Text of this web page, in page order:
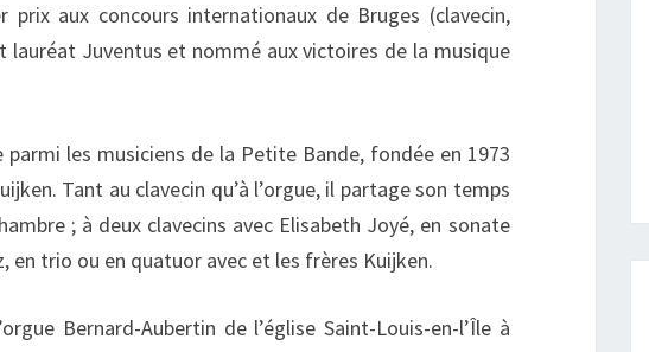
aux concours internationaux de Bruges (clavecin,
lauréat Juventus et nommé aux victoires de la musique
les musiciens de la Petite Bande, fondée en 1973
Tant au clavecin qu’à l’orgue, il partage son temps
; à deux clavecins avec Elisabeth Joyé, en sonate
en trio ou en quatuor avec et les frères Kuijken.
Bernard-Aubertin de l’église Saint-Louis-en-l’Île à